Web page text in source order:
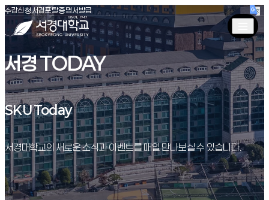
서경대학교
수강신청(새창 열림)
서경포탈(새창 열림)
증명서발급(새창 열림)
서경 TODAY
SKU Today
SKU Today
서경대학교의 새로운 소식과 이벤트를 매일 만나보실 수 있습니다.